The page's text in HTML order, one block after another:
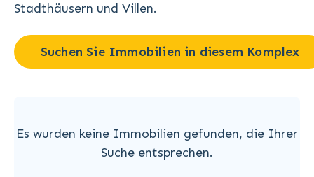
Stadthäusern und Villen.
Suchen Sie Immobilien in diesem Komplex
Es wurden keine Immobilien gefunden, die Ihrer
Suche entsprechen.